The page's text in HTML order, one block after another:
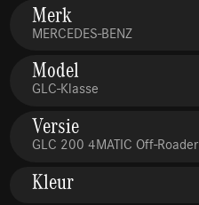
Merk
MERCEDES-BENZ
Model
GLC-Klasse
Versie
GLC 200 4MATIC Off-Roader
Kleur